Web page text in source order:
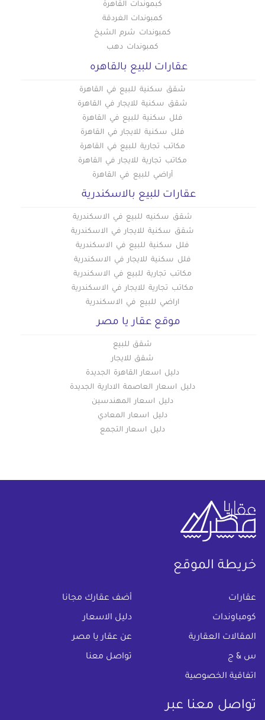
كبموندات القاهرة
كمبوندات الغردقة
كمبوندات شرم الشيخ
كمبوندات دهب
عقارات للبيع بالقاهره
شقق سكنية للبيع في القاهرة
شقق سكنية للايجار في القاهرة
فلل سكنية للبيع في القاهرة
فلل سكنية للايجار في القاهرة
مكاتب تجارية للبيع في القاهرة
مكاتب تجارية للايجار في القاهرة
أراضي للبيع في القاهرة
عقارات للبيع بالاسكندرية
شقق سكنيه للبيع في الاسكندرية
شقق سكنية للايجار في الاسكندرية
فلل سكنية للبيع في الاسكندرية
فلل سكنية للايجار في الاسكندرية
مكاتب تجارية للبيع في الاسكندرية
مكاتب تجارية للايجار في الاسكندرية
اراضي للبيع في الاسكندرية
موقع عقار يا مصر
شقق للبيع
شقق للايجار
دليل اسعار القاهرة الجديدة
دليل اسعار العاصمة الادارية الجديدة
دليل اسعار المهندسين
دليل اسعار المعادي
دليل اسعار التجمع
خريطة الموقع
عقارات أضف عقارك مجانا
كومباوندات دليل الاسعار
المقالات العقارية عن عقار يا مصر
س & ج تواصل معنا
اتفاقية الخصوصية
تواصل معنا عبر